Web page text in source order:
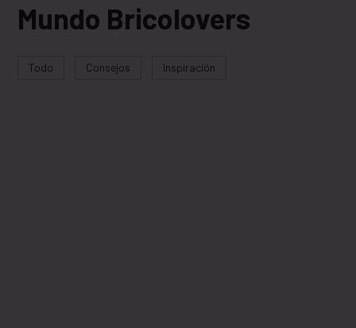
Mundo Bricolovers
Todo Consejos Inspiración